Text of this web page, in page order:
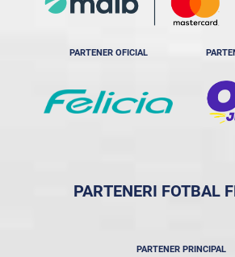
PARTENER OFICIAL
PARTENERI FOTBAL
PARTENER PRINCIPAL